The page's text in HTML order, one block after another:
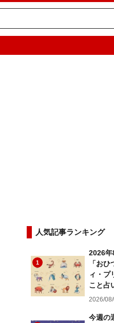
人気記事ランキング
1
2026年
「お
ィ・プ
こと占
2026/
今週の